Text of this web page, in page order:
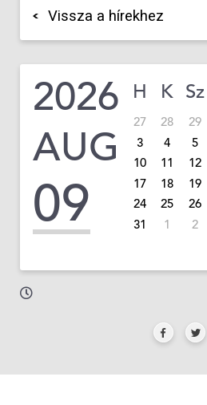
Vissza a hírekhez
2026
AUG
09
H K Sz
27 28 29
3
4 5
10
11 12
17
18 19
24
25 26
31
1 2